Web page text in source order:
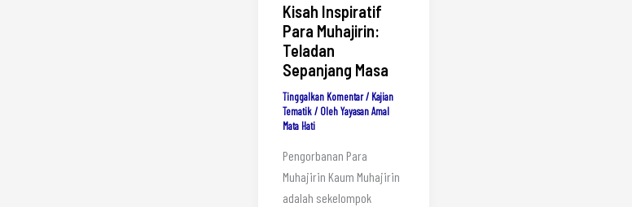
Kisah Inspiratif
Para Muhajirin:
Teladan
Sepanjang Masa
Tinggalkan Komentar/ Kajian
Tematik/ OlehYayasan Amal
Mata Hati
Pengorbanan Para
Muhajirin Kaum Muhajirin
adalah sekelompok